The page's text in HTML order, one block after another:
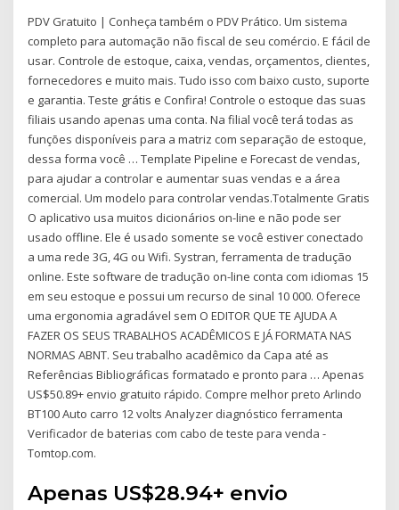
PDV Gratuito | Conheça também o PDV Prático. Um sistema
completo para automação não fiscal de seu comércio. E fácil de
usar. Controle de estoque, caixa, vendas, orçamentos, clientes,
fornecedores e muito mais. Tudo isso com baixo custo, suporte
e garantia. Teste grátis e Confira! Controle o estoque das suas
filiais usando apenas uma conta. Na filial você terá todas as
funções disponíveis para a matriz com separação de estoque,
dessa forma você … Template Pipeline e Forecast de vendas,
para ajudar a controlar e aumentar suas vendas e a área
comercial. Um modelo para controlar vendas.Totalmente Gratis
O aplicativo usa muitos dicionários on-line e não pode ser
usado offline. Ele é usado somente se você estiver conectado
a uma rede 3G, 4G ou Wifi. Systran, ferramenta de tradução
online. Este software de tradução on-line conta com idiomas 15
em seu estoque e possui um recurso de sinal 10 000. Oferece
uma ergonomia agradável sem O EDITOR QUE TE AJUDA A
FAZER OS SEUS TRABALHOS ACADÊMICOS E JÁ FORMATA NAS
NORMAS ABNT. Seu trabalho acadêmico da Capa até as
Referências Bibliográficas formatado e pronto para … Apenas
US$50.89+ envio gratuito rápido. Compre melhor preto Arlindo
BT100 Auto carro 12 volts Analyzer diagnóstico ferramenta
Verificador de baterias com cabo de teste para venda -
Tomtop.com.
Apenas US$28.94+ envio